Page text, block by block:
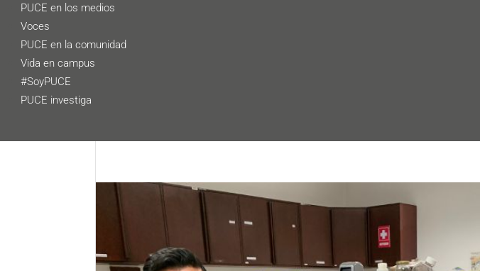
PUCE en los medios
Voces
PUCE en la comunidad
Vida en campus
#SoyPUCE
PUCE investiga